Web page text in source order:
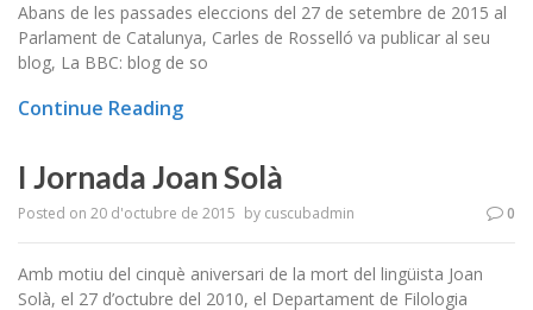
Abans de les passades eleccions del 27 de setembre de 2015 al
Parlament de Catalunya, Carles de Rosselló va publicar al seu
blog, La BBC: blog de so
Continue Reading
I Jornada Joan Solà
Posted on 20 d'octubre de 2015 by cuscubadmin 0
Amb motiu del cinquè aniversari de la mort del lingüista Joan
Solà, el 27 d’octubre del 2010, el Departament de Filologia